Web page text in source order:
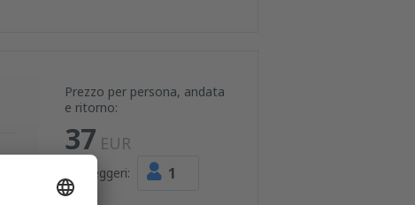
Prezzo per persona, andata
e ritorno:
37 EUR
Passeggeri: 1